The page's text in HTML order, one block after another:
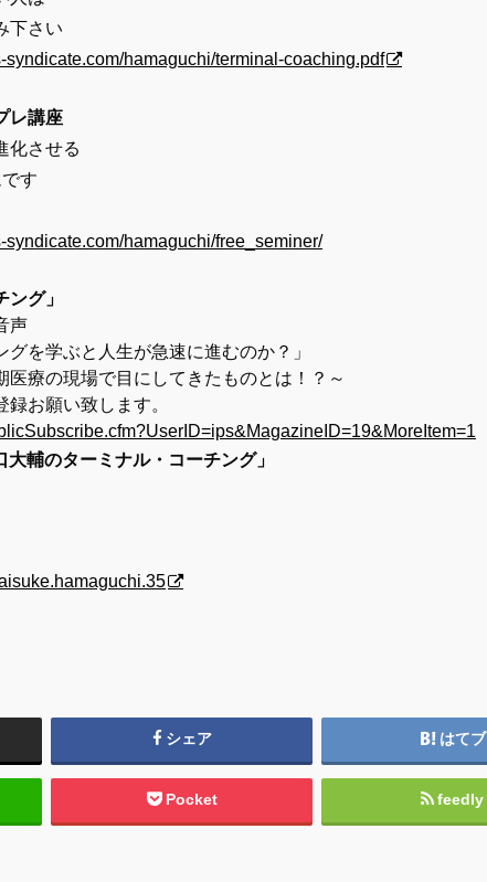
下さい
hamaguchi/terminal-coaching.pdf
レ講座
化させる
す
hamaguchi/free_seminer/
グ」
声
グを学ぶと人生が急速に進むのか？」
医療の現場で目にしてきたものとは！？～
お願い致します。
輔のターミナル・コーチング」
シェア はてブ
Pocket feedly